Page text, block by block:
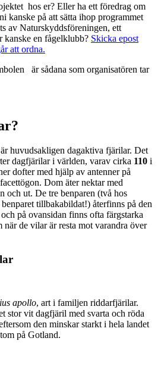
hos er? Eller ha ett föredrag om
kanske på att sätta ihop programmet
av Naturskyddsföreningen, ett
kanske en fågelklubb? Skicka epost
att ordna.
är sådana som organisatören tar
huvudsakligen dagaktiva fjärilar. Det
dagfjärilar i världen, varav cirka 110 i
dofter med hjälp av antenner på
Dom äter nektar med
och ut. De tre benparen (två hos
tillbakabildat!) återfinns på den
på ovansidan finns ofta färgstarka
när de vilar är resta mot varandra över
apollo, art i familjen riddarfjärilar.
stor vit dagfjäril med svarta och röda
den minskar starkt i hela landet
på Gotland.